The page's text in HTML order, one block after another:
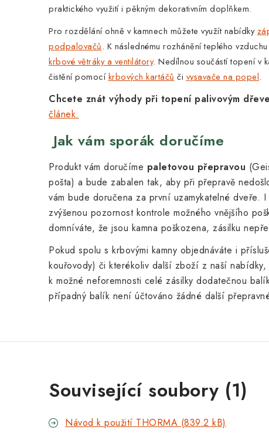
praktického využití i pěkným dekorativním doplňkem.
Pro rozdělání ohně v kamnech můžete využít nabídky
podpalovačů. K následnému rozhánění teplého
krbové větráky a ventilátory. Nedílnou součástí topení v
čistění pomocíkrbových kartáčů či vysavače na popel.
Chcete znát výhody při topení palivovým
článek.
Jak vám sporák doručíme
Produkt vám doručíme paletovou přepravou
pošta) a bude zabalen tak, aby při přepravě
vám bude doručena za první uzamykatelné dveře.
zvýšenou pozornost kontrole možného vnějšího
domníváte, že jsou kamna poškozena, zásilku
Pokud spolu s krbovými kamny objednáváte i
kouřovody) či kterékoliv další zboží z naší nabídky,
k možné neforemnosti celé zásilky dodatečnou
případný balík není účtováno žádné další
Související soubory (1)
Návod k použití THORMA (839.2 kB)